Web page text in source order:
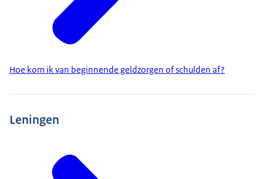
Hoe kom ik van beginnende geldzorgen of schulden af?
Leningen